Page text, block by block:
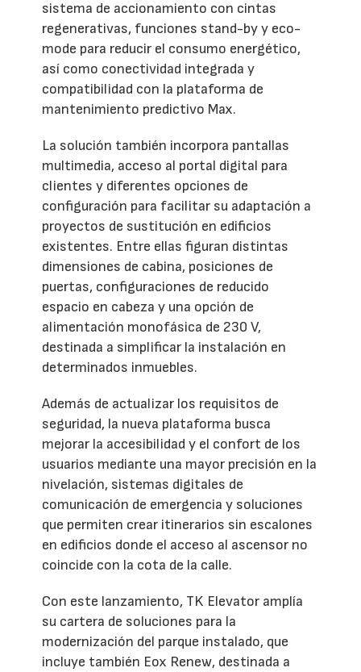
sistema de accionamiento con cintas
regenerativas, funciones stand-by y eco-
mode para reducir el consumo energético,
así como conectividad integrada y
compatibilidad con la plataforma de
mantenimiento predictivo Max.
La solución también incorpora pantallas
multimedia, acceso al portal digital para
clientes y diferentes opciones de
configuración para facilitar su adaptación a
proyectos de sustitución en edificios
existentes. Entre ellas figuran distintas
dimensiones de cabina, posiciones de
puertas, configuraciones de reducido
espacio en cabeza y una opción de
alimentación monofásica de 230 V,
destinada a simplificar la instalación en
determinados inmuebles.
Además de actualizar los requisitos de
seguridad, la nueva plataforma busca
mejorar la accesibilidad y el confort de los
usuarios mediante una mayor precisión en la
nivelación, sistemas digitales de
comunicación de emergencia y soluciones
que permiten crear itinerarios sin escalones
en edificios donde el acceso al ascensor no
coincide con la cota de la calle.
Con este lanzamiento, TK Elevator amplía
su cartera de soluciones para la
modernización del parque instalado, que
incluye también Eox Renew, destinada a